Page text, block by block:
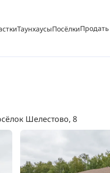
ТаунхаусыПосёлки
Шелестово, 8